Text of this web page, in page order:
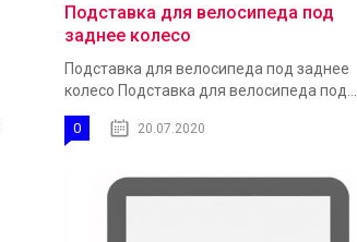
Подставка для велосипеда под
заднее колесо
Подставка для велосипеда под заднее
колесо Подставка для велосипеда под...
0 20.07.2020